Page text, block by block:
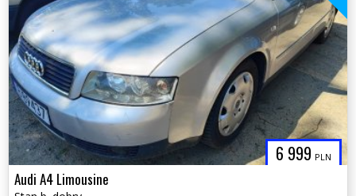
6 999 PLN
Audi A4 Limousine